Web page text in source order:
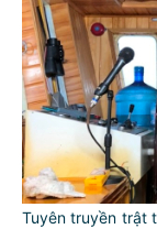
Tuyên truyền trật